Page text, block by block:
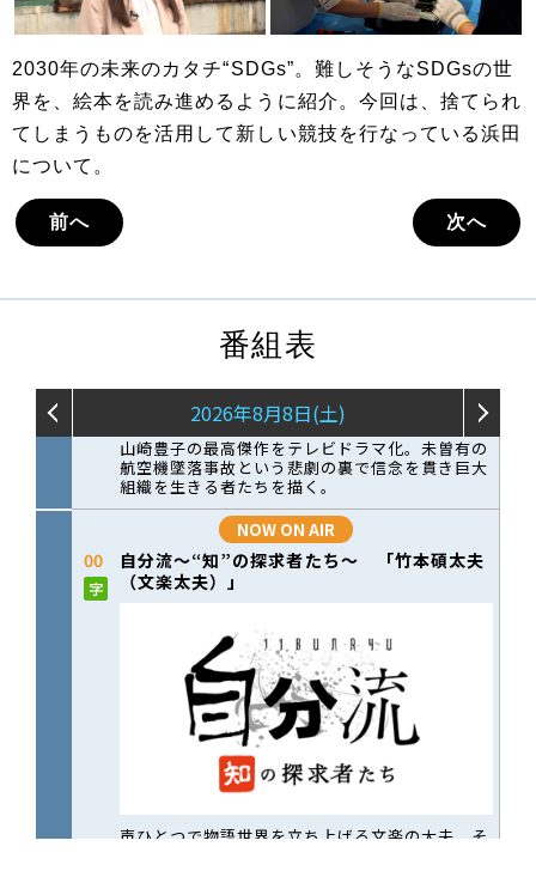
2030年の未来のカタチ“SDGs”。難しそうなSDGsの世
界を、絵本を読み進めるように紹介。今回は、捨てられ
てしまうものを活用して新しい競技を行なっている浜田
について。
前へ 次へ
番組表